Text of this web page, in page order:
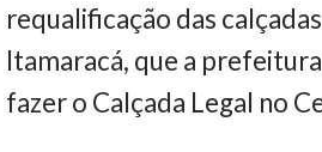
requalificação das
Itamaracá, que a
fazer o Calçada Legal no